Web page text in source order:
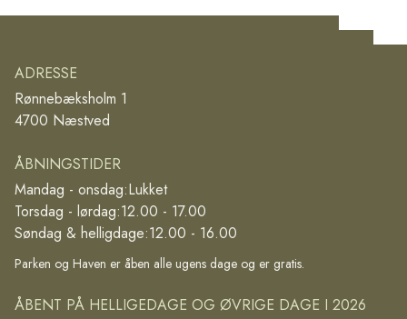
ADRESSE
Rønnebæksholm 1
4700 Næstved
ÅBNINGSTIDER
Mandag - onsdag:Lukket
Torsdag - lørdag:12.00 - 17.00
Søndag & helligdage:12.00 - 16.00
Parken og Haven er åben alle ugens dage og er gratis.
ÅBENT PÅ HELLIGEDAGE OG ØVRIGE DAGE I 2026